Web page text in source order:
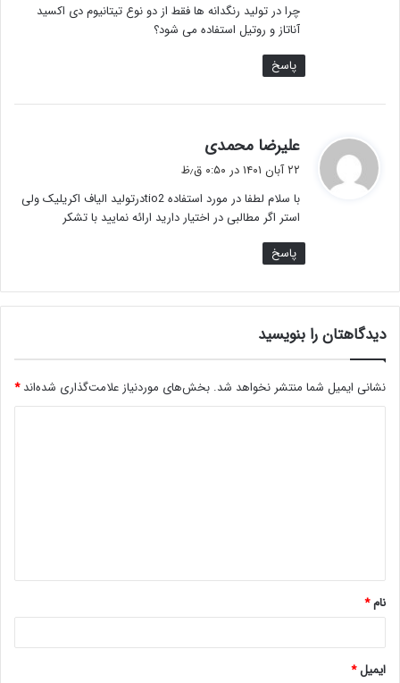
چرا در تولید رنگدانه ها فقط از دو نوع تیتانیوم دی اکسید
آناتاز و روتیل استفاده می شود؟
پاسخ
علیرضا محمدی
ف
ت
۲۲ آبان ۱۴۰۱ در ۰:۵۰ ق٫ظ
با سلام لطفا در مورد استفاده tio2درتولید الیاف اکریلیک ولی
استر اگر مطالبی در اختیار دارید ارائه نمایید با تشکر
پاسخ
دیدگاهتان را بنویسید
نشانی ایمیل شما منتشر نخواهد شد. بخش‌های موردنیاز علامت‌گذاری شده‌اند*
*
نام*
ایمیل*